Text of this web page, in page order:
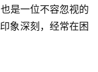
是一位不容忽视的
象深刻，经常在困